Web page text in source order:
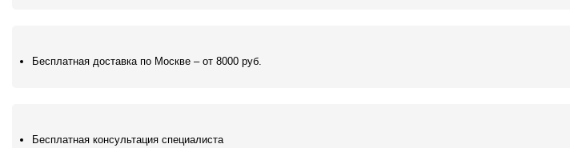
Бесплатная доставка по Москве – от 8000 руб.
Бесплатная консультация специалиста